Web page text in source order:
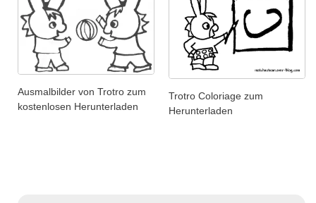
Ausmalbilder von Trotro zum
kostenlosen Herunterladen
Trotro Coloriage zum
Herunterladen